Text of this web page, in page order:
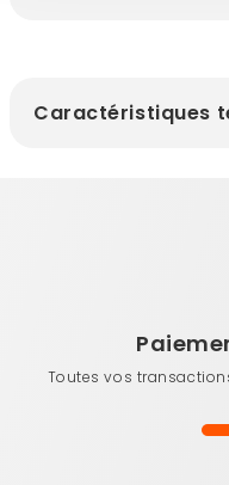
Caractéristiques
Toutes vos